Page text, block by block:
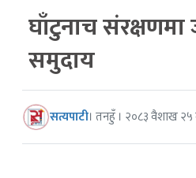
घाँटुनाच
समुदाय
सत्यपाटी। तनहुँ । २०८३ वैशाख २५